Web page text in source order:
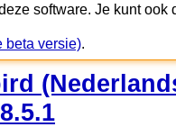
software. Je kunt ook
beta versie).